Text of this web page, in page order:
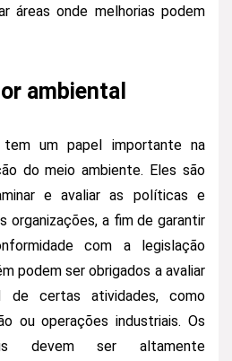
áreas onde melhorias podem
ambiental
um papel importante na
do meio ambiente. Eles são
e avaliar as políticas e
organizações, a fim de garantir
com a legislação
podem ser obrigados a avaliar
de certas atividades, como
ou operações industriais. Os
devem ser altamente